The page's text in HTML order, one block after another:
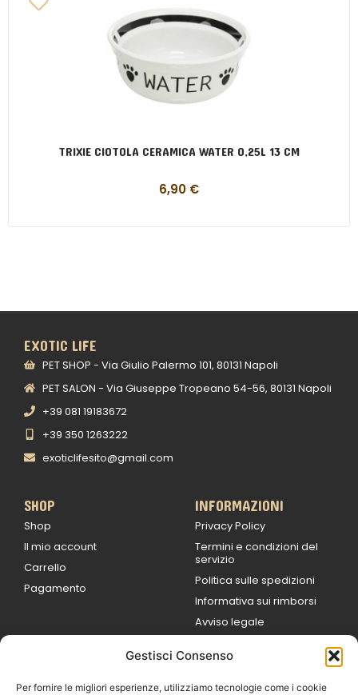
Gestisci Consenso
Per fornire le migliori esperienze, utilizziamo tecnologie come i cookie
TRIXIE CIOTOLA CERAMICA WATER 0,25L 13 CM
6,90 €
EXOTIC LIFE
PET SHOP - Via Giulio Palermo 101, 80131 Napoli
PET SALON - Via Giuseppe Tropeano 54-56, 80131 Napoli
+39 081 19183672
+39 350 1263222
exoticlifesito@gmail.com
SHOP
Shop
Il mio account
Carrello
Pagamento
INFORMAZIONI
Privacy Policy
Termini e condizioni del
servizio
Politica sulle spedizioni
Informativa sui rimborsi
Avviso legale
9:00